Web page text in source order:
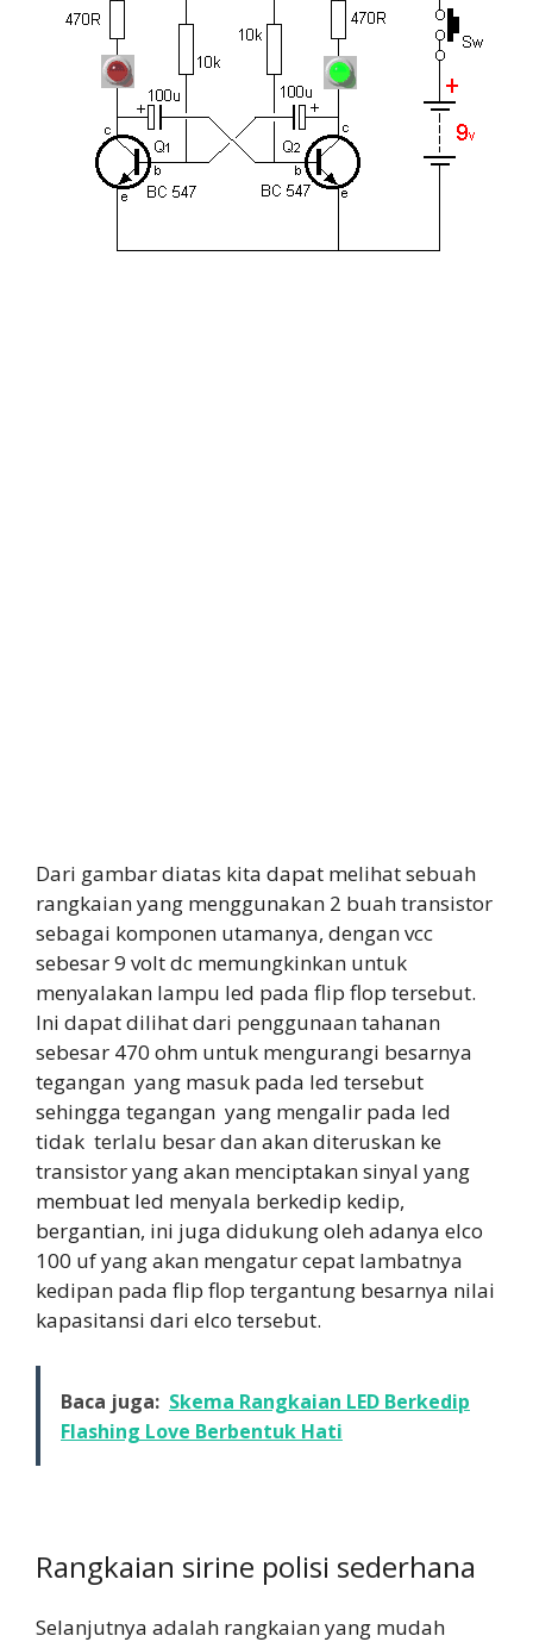
Dari gambar diatas kita dapat melihat sebuah
rangkaian yang menggunakan 2 buah transistor
sebagai komponen utamanya, dengan vcc
sebesar 9 volt dc memungkinkan untuk
menyalakan lampu led pada flip flop tersebut.
Ini dapat dilihat dari penggunaan tahanan
sebesar 470 ohm untuk mengurangi besarnya
tegangan yang masuk pada led tersebut
sehingga tegangan yang mengalir pada led
tidak terlalu besar dan akan diteruskan ke
transistor yang akan menciptakan sinyal yang
membuat led menyala berkedip kedip,
bergantian, ini juga didukung oleh adanya elco
100 uf yang akan mengatur cepat lambatnya
kedipan pada flip flop tergantung besarnya nilai
kapasitansi dari elco tersebut.
Baca juga: Skema Rangkaian LED Berkedip
Flashing Love Berbentuk Hati
Rangkaian sirine polisi sederhana
Selanjutnya adalah rangkaian yang mudah